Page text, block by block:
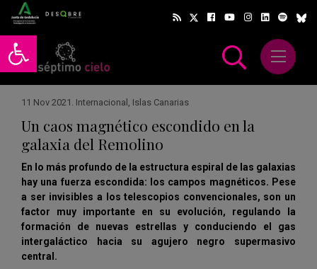
Abrir barra de herramientas
Abrir
11 Nov 2021 . Internacional , Islas Canarias
Un caos magnético escondido en la
galaxia del Remolino
En lo más profundo de la estructura espiral de las galaxias
hay una fuerza escondida: los campos magnéticos. Pese
a ser invisibles a los telescopios convencionales, son un
factor muy importante en su evolución, regulando la
formación de nuevas estrellas y conduciendo el gas
intergaláctico hacia su agujero negro supermasivo
central.